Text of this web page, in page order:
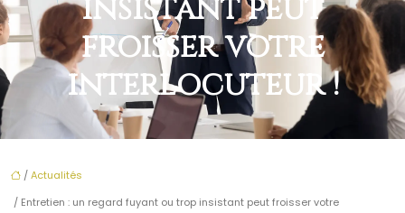
insistant peut
froisser votre
interlocuteur !
/Actualités
/ Entretien : un regard fuyant ou trop insistant peut froisser votre